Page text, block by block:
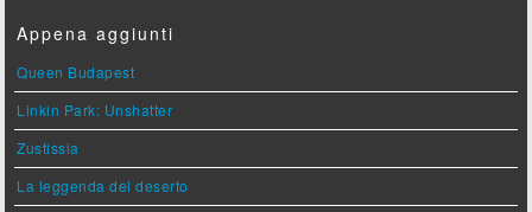
Appena aggiunti
Queen Budapest
Linkin Park: Unshatter
Zustissia
La leggenda del deserto